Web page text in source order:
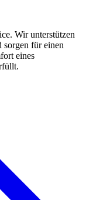
Wir unterstützen
für einen
eines